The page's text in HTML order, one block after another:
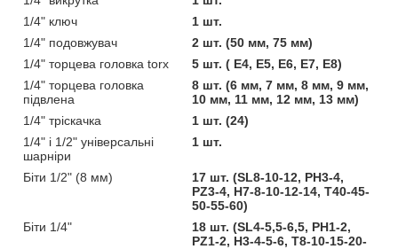
1/4" ключ
1 шт.
1/4" подовжувач
2 шт. (50 мм, 75 мм)
1/4" торцева головка torx
5 шт. ( E4, E5, E6, E7, E8)
1/4" торцева головка
підвлена
8 шт. (6 мм, 7 мм, 8 мм, 9 мм,
10 мм, 11 мм, 12 мм, 13 мм)
1/4" тріскачка
1 шт. (24)
1/4" і 1/2" універсальні
шарніри
1 шт.
Біти 1/2" (8 мм)
17 шт. (SL8-10-12, PH3-4,
PZ3-4, H7-8-10-12-14, T40-45-
50-55-60)
Біти 1/4"
18 шт. (SL4-5,5-6,5, PH1-2,
PZ1-2, H3-4-5-6, T8-10-15-20-